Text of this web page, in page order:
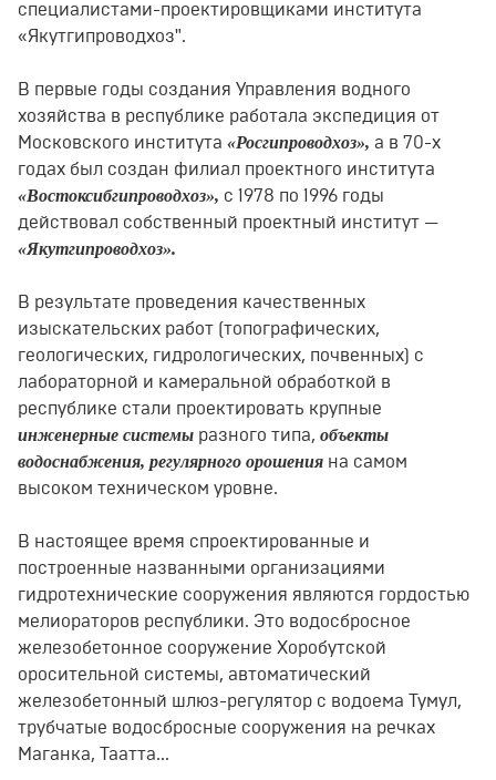
специалистами-проектировщиками института
«Якутгипроводхоз".
В первые годы создания Управления водного
хозяйства в республике работала экспедиция от
Московского института «Росгипроводхоз», а в 70-х
годах был создан филиал проектного института
«Востоксибгипроводхоз», с 1978 по 1996 годы
действовал собственный проектный институт —
«Якутгипроводхоз».
В результате проведения качественных
изыскательских работ (топографических,
геологических, гидрологических, почвенных) с
лабораторной и камеральной обработкой в
республике стали проектировать крупные
инженерные системы разного типа, объекты
водоснабжения, регулярного орошения на самом
высоком техническом уровне.
В настоящее время спроектированные и
построенные названными организациями
гидротехнические сооружения являются гордостью
мелиораторов республики. Это водосбросное
железобетонное сооружение Хоробутской
оросительной системы, автоматический
железобетонный шлюз-регулятор с водоема Тумул,
трубчатые водосбросные сооружения на речках
Маганка, Таатта...